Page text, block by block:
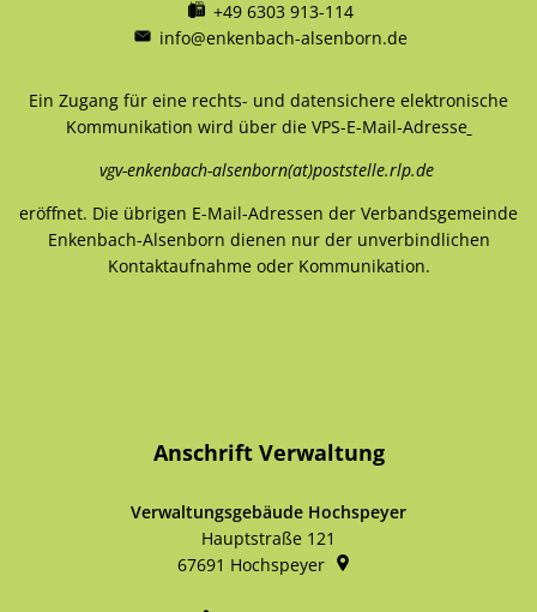
+49 6303 913-114
info@enkenbach-alsenborn.de
Ein Zugang für eine rechts- und datensichere elektronische
Kommunikation wird über die VPS-E-Mail-Adresse
vgv-enkenbach-alsenborn(at)poststelle.rlp.de
eröffnet. Die übrigen E-Mail-Adressen der Verbandsgemeinde
Enkenbach-Alsenborn dienen nur der unverbindlichen
Kontaktaufnahme oder Kommunikation.
Anschrift Verwaltung
Verwaltungsgebäude Hochspeyer
Hauptstraße 121
67691 Hochspeyer